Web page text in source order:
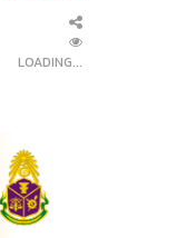
LOADING...